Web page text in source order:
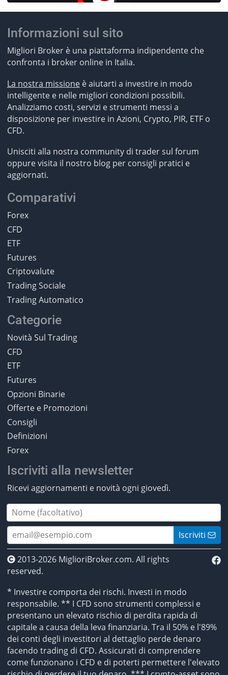
Informazioni sul sito
Migliori Broker è una piattaforma indipendente che
confronta i broker online in Italia.
La nostra missioneè aiutarti a investire in modo
intelligente e nelle migliori condizioni possibili.
Analizziamo costi, servizi e strumenti messi a
disposizione per investire in Azioni, Crypto, PIR, ETF o
CFD.
Unisciti alla nostra community di trader sul forum
oppure visita il nostro blog per consigli pratici e
aggiornati.
Comparativi
Forex
CFD
ETF
Futures
Criptovalute
Trading Sociale
Trading Automatico
Categorie
Novità Sul Trading
CFD
ETF
Futures
Opzioni Binarie
Offerte e Promozioni
Consigli
Definizioni
Forex
Iscriviti alla newsletter
Ricevi aggiornamenti e novità ogni giovedì.
Iscriviti
2013-2026 MiglioriBroker.com. All rights
reserved.
* Investire comporta dei rischi. Investi in modo
responsabile. ** I CFD sono strumenti complessi e
presentano un elevato rischio di perdita rapida di
capitale a causa della leva finanziaria. Tra il 50% e l'89%
dei conti degli investitori al dettaglio perde denaro
facendo trading di CFD. Assicurati di comprendere
come funzionano i CFD e di poterti permettere l'elevato